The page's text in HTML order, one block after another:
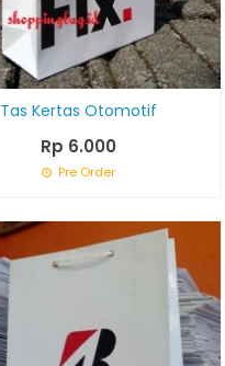
Tas Kertas Otomotif
Rp 6.000
Pre Order